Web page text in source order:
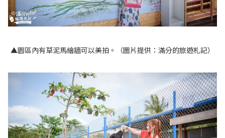
▲園區內有草泥馬繪牆可以美拍。（圖片提供：滿分的旅遊札記）